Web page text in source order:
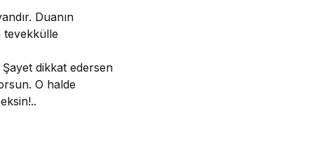
Duanın
tevekkülle
dikkat edersen
O halde